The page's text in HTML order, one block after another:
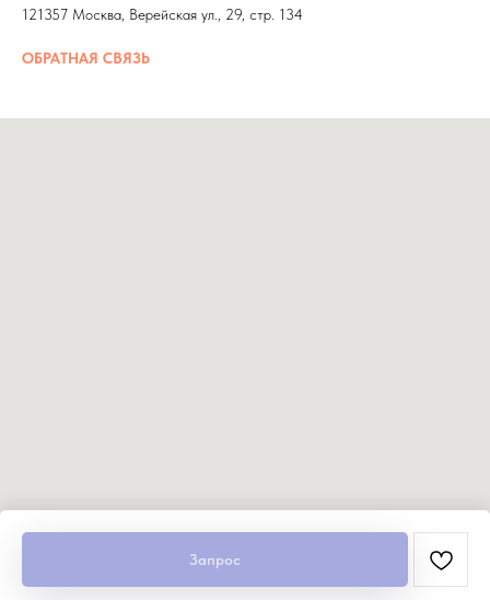
Запрос
121357 Москва, Верейская ул., 29, стр. 134
ОБРАТНАЯ СВЯЗЬ